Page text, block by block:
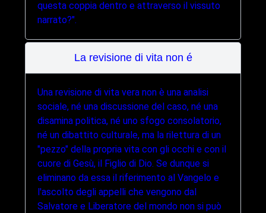
questa coppia dentro e attraverso il vissuto
narrato?".
La revisione di vita non é
Una revisione di vita vera non è una analisi
sociale, né una discussione del caso, né una
disamina politica, né uno sfogo consolatorio,
né un dibattito culturale, ma la rilettura di un
"pezzo" della propria vita con gli occhi e con il
cuore di Gesù, il Figlio di Dio. Se dunque si
eliminano da essa il riferimento al Vangelo e
l'ascolto degli appelli che vengono dal
Salvatore e Liberatore del mondo non si può